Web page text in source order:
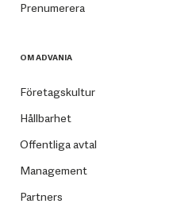
Prenumerera
OM ADVANIA
Företagskultur
Hållbarhet
Offentliga avtal
Management
Partners